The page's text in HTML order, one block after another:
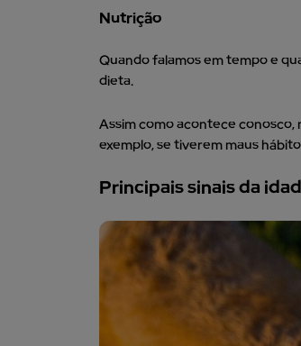
Nutrição
Quando falamos em tempo e
dieta.
Assim como acontece
exemplo, se tiverem maus
Principais sinais da